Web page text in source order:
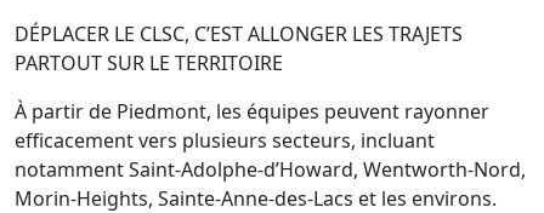
DÉPLACER LE CLSC, C’EST ALLONGER LES TRAJETS
PARTOUT SUR LE TERRITOIRE
À partir de Piedmont, les équipes peuvent rayonner
efficacement vers plusieurs secteurs, incluant
notamment Saint-Adolphe-d’Howard, Wentworth-Nord,
Morin-Heights, Sainte-Anne-des-Lacs et les environs.